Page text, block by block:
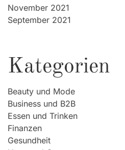
November 2021
September 2021
Kategorien
Beauty und Mode
Business und B2B
Essen und Trinken
Finanzen
Gesundheit